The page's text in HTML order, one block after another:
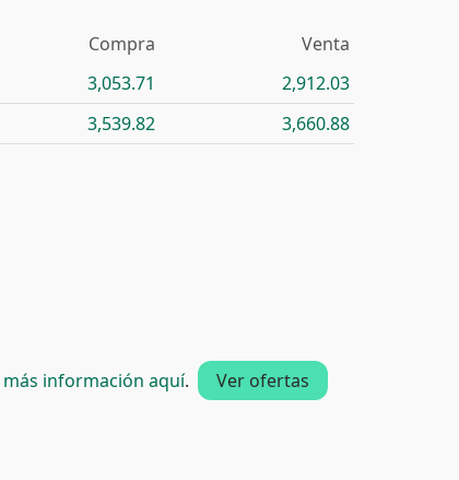
Compra
Venta
3,053.71
2,912.03
3,539.82 3,660.88
más información aquí. Ver ofertas